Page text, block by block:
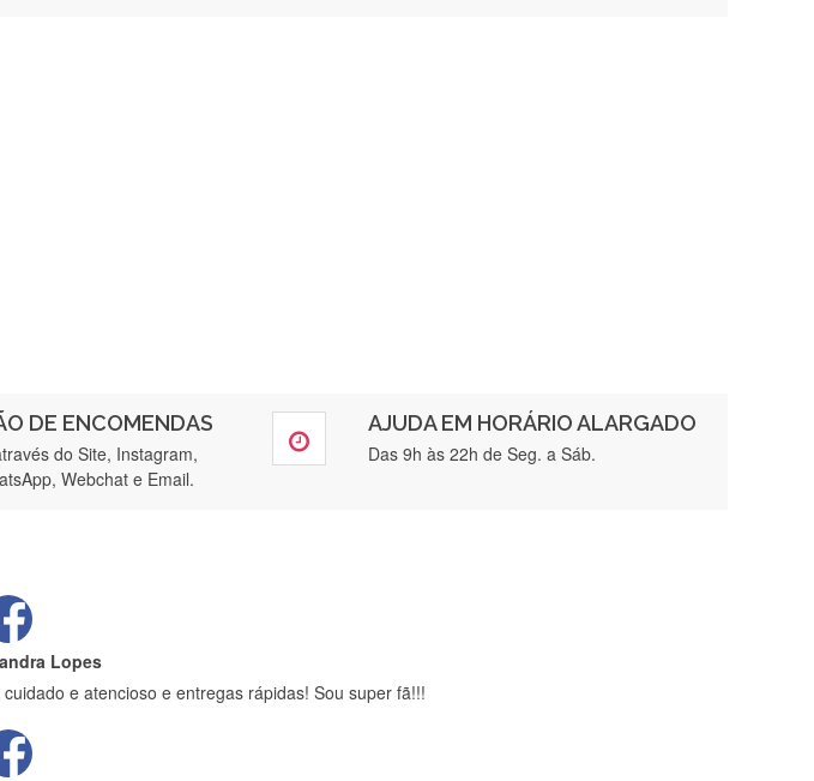
DE ENCOMENDAS
do Site, Instagram,
Webchat e Email.
AJUDA EM HORÁRIO ALARGADO
Das 9h às 22h de Seg. a Sáb.
rápido. recomendo
encomenda feita de muitas certamente❤️
para o transporte, muito obrigada , serviço 5 estrelas
Lopes
e atencioso e entregas rápidas! Sou super fã!!!